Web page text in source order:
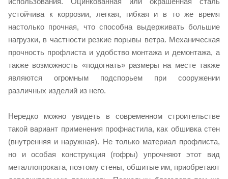
устойчива к коррозии, легкая, гибкая и в то же время
настолько прочная, что способна выдерживать большие
нагрузки, в частности резкие порывы ветра. Механическая
прочность профлиста и удобство монтажа и демонтажа, а
также возможность «подогнать» размеры на месте также
являются огромным подспорьем при сооружении
различных изделий из него.
Нередко можно увидеть в современном строительстве
такой вариант применения профнастила, как обшивка стен
(внутренняя и наружная). Не только материал профлиста,
но и особая конструкция (гофры) упрочняют этот вид
металлопроката, поэтому стены, обшитые им, приобретают